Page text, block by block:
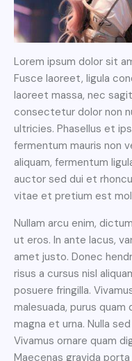
Lorem ipsum dolor sit
Fusce laoreet, ligula
laoreet massa, nec
consectetur dolor non
ultricies. Phasellus et
fermentum mauris non
aliquam, fermentum
auctor sed dui et
vitae et pretium est
Nullam arcu enim,
ut eros. In ante lacus,
amet justo. Donec
risus a cursus nisl
posuere fringilla.
malesuada, purus
magna et urna. Nulla
Vivamus ornare quam
Maecenas gravida